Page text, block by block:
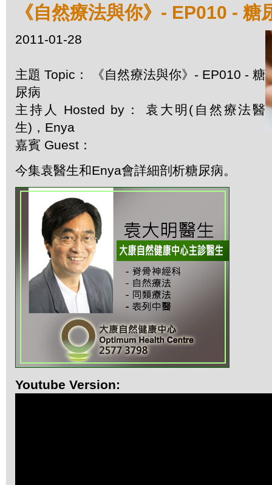
《自然療法與你》- EP010 - 糖
2011-01-28
主題 Topic： 《自然療法與你》- EP010 - 糖
尿病
主持人 Hosted by： 袁大明(自然療法醫
生)，Enya
嘉賓 Guest：
今集袁醫生和Enya會詳細剖析糖尿病。
Youtube Version: